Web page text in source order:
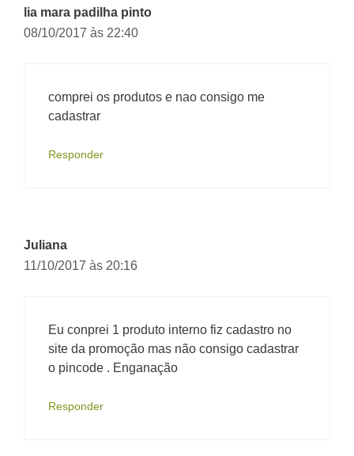
lia mara padilha pinto
08/10/2017 às 22:40
comprei os produtos e nao consigo me
cadastrar
Responder
Juliana
11/10/2017 às 20:16
Eu conprei 1 produto interno fiz cadastro no
site da promoção mas não consigo cadastrar
o pincode . Enganação
Responder